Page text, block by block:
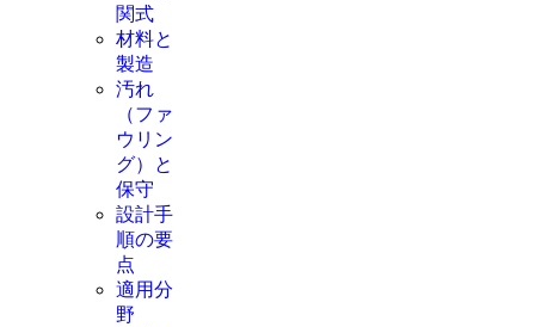
関式
材料と
製造
汚れ
（ファ
ウリン
グ）と
保守
設計手
順の要
点
適用分
野